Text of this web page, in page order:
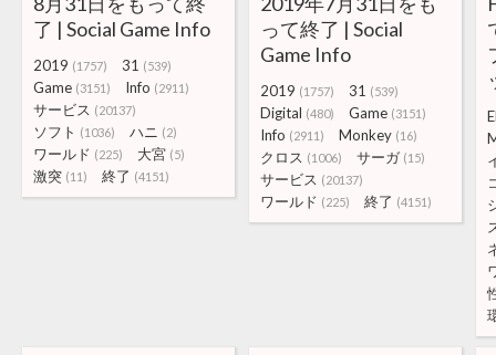
了 | Social Game Info
2019 (1757) 31 (539)
Game (3151) Info (2911)
サービス (20137)
ソフト (1036) ハニ (2)
ワールド (225) 大宮 (5)
激突 (11) 終了 (4151)
って終了 | Social
Game Info
2019 (1757) 31 (539)
Digital (480) Game (3151)
Info (2911) Monkey (16)
クロス (1006) サーガ (15)
サービス (20137)
ワールド (225) 終了 (4151)